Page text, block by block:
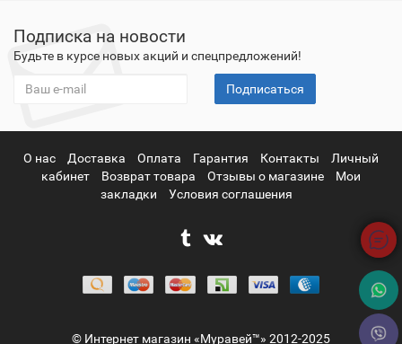
Подписка на новости
Будьте в курсе новых акций и спецпредложений!
Подписаться
О нас Доставка Оплата Гарантия Контакты
Личный
кабинет
Возврат товара Отзывы о магазине
Мои
закладки
Условия соглашения
© Интернет магазин «Муравей™» 2012-2025